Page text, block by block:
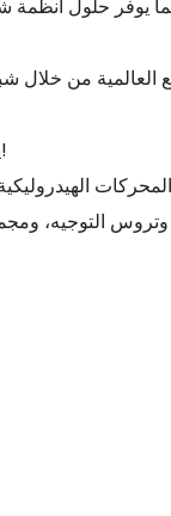
يرجى طلب عينات للحصول على معلمات مفصلة!